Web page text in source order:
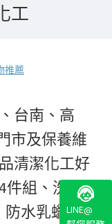
工
推薦
台南、高
市及保養維
清潔化工好
組、洗車美
水乳蠟、手
LINE@